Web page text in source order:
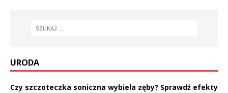
URODA
Czy szczoteczka soniczna wybiela zęby? Sprawdź efekty